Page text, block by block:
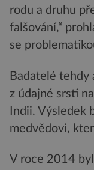
rodu a druhu
falšování,“
se
Badatelé
z údajné srsti
Indii. Výsledek
medvědovi,
V roce 2014